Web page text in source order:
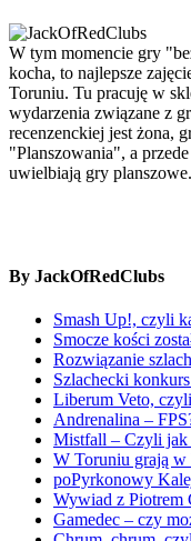
W tym momencie gry
kocha, to najlepsze
Toruniu. Tu pracuję w
wydarzenia związane z
recenzenckiej jest żona,
"Planszowania", a
uwielbiają gry
By JackOfRedClubs
Smash Up!, czyli
Smocze kości
Rozwiązanie
Szlachecki
Liberum Veto,
Andrenalina –
Mistfall – Czyli jak
W Toruniu grają w
poPyrkonowy
Wywiad z Piotrem
Gamedec – czy